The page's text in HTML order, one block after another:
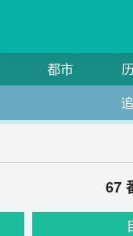
都市
67